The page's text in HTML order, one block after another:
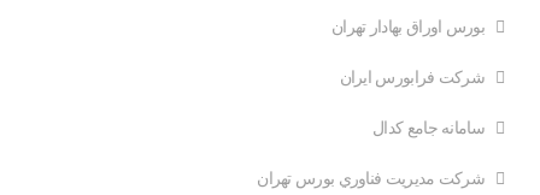
بورس اوراق بهادار تهران
شرکت فرابورس ایران
سامانه جامع کدال
شركت مديريت فناوري بورس تهران